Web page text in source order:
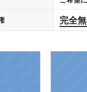
完全無